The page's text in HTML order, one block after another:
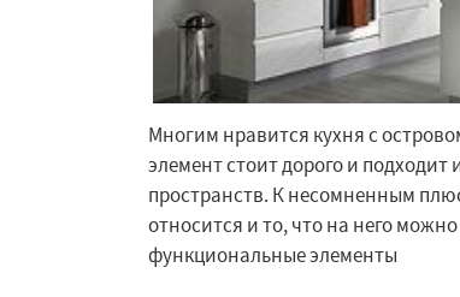
Многим нравится кухня с
элемент стоит дорого и
пространств. К несомненным
относится и то, что на него
функциональные элементы